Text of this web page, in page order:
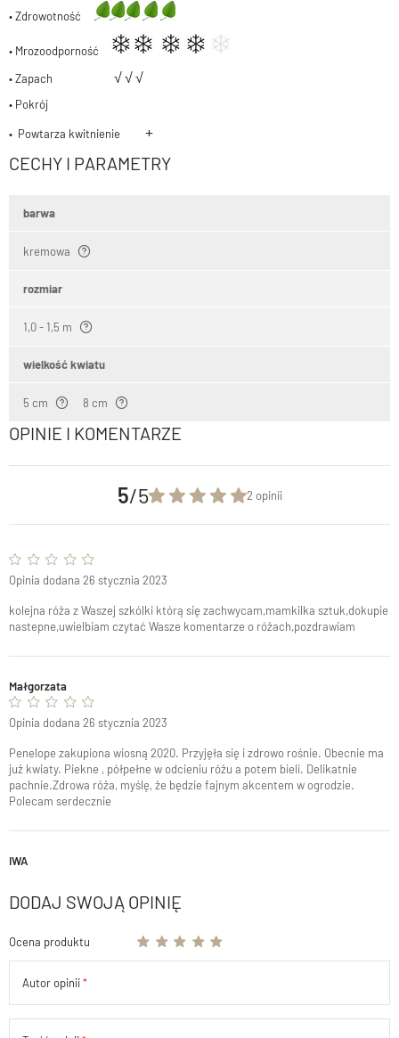
• Zdrowotność
• Mrozoodporność
• Zapach √√√
• Pokrój
• Powtarza kwitnienie +
CECHY I PARAMETRY
barwa
kremowa
rozmiar
1,0 - 1,5 m
wielkość kwiatu
5 cm 8 cm
OPINIE I KOMENTARZE
5/5 2 opinii
kolejna róża z Waszej szkólki którą się zachwycam,mamkilka sztuk,dokupie
nastepne,uwielbiam czytać Wasze komentarze o różach,pozdrawiam
Małgorzata
Opinia dodana 26 stycznia 2023
Penelope zakupiona wiosną 2020. Przyjęła się i zdrowo rośnie. Obecnie ma
już kwiaty. Piekne , półpełne w odcieniu różu a potem bieli. Delikatnie
pachnie.Zdrowa róża, myślę, że będzie fajnym akcentem w ogrodzie.
Polecam serdecznie
IWA
Opinia dodana 26 stycznia 2023
DODAJ SWOJĄ OPINIĘ
Ocena produktu
Autor opinii